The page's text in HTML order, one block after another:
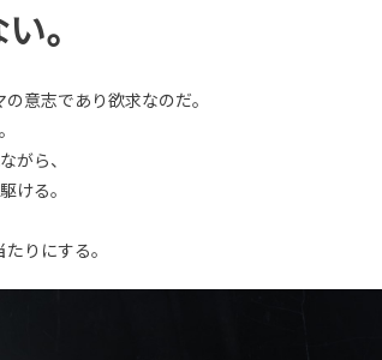
。
意志であり欲求なのだ。
がら、
ける。
りにする。